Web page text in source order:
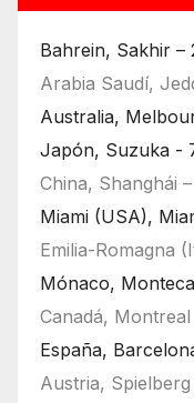
Bahrein, Sakhir –
Arabia Saudí,
Australia,
Japón, Suzuka -
China, Shanghái
Miami (USA),
Emilia-Romagna
Mónaco,
Canadá,
España,
Austria,